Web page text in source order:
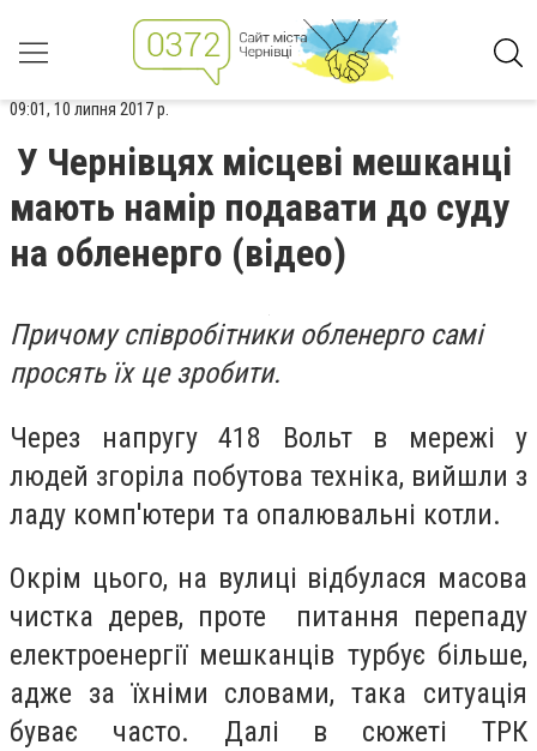
09:01, 10 липня 2017 р.
У Чернівцях місцеві мешканці
мають намір подавати до суду
на обленерго (відео)
Причому співробітники обленерго самі
просять їх це зробити.
Через напругу 418 Вольт в мережі у
людей згоріла побутова техніка, вийшли з
ладу комп'ютери та опалювальні котли.
Окрім цього, на вулиці відбулася масова
чистка дерев, проте питання перепаду
електроенергії мешканців турбує більше,
адже за їхніми словами, така ситуація
буває часто. Далі в сюжеті ТРК